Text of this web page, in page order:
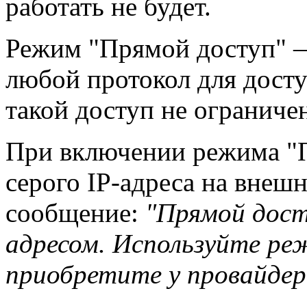
работать не будет.
Режим "Прямой доступ" —
любой протокол для
такой доступ не
При включении режима
серого IP-адреса на
сообщение: "Прямой
адресом. Используйте
приобретите у